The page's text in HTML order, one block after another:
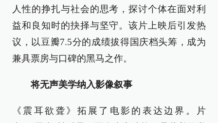
人性的挣扎与社会的思考，探讨个体在面对利
益和良知时的抉择与坚守。该片上映后引发热
议，以豆瓣7.5分的成绩拔得国庆档头筹，成为
兼具票房与口碑的黑马之作。
将无声美学纳入影像叙事
《震耳欲聋》拓展了电影的表达边界。片